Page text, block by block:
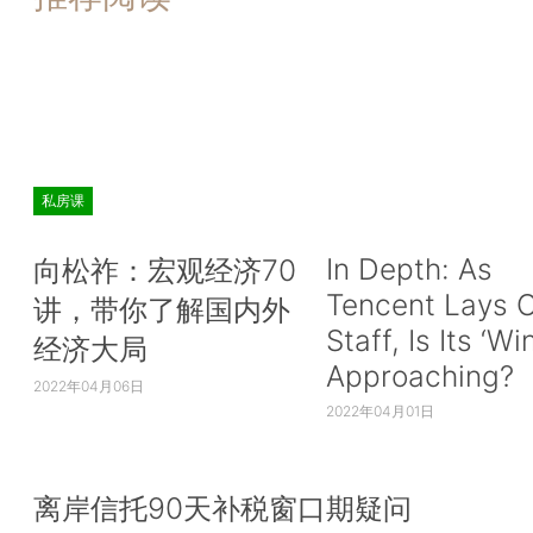
私房课
向松祚：宏观经济70
讲，带你了解国内外
经济大局
2022年04月06日
In Depth: As
Tencent Lays
Staff, Is Its
Approaching?
2022年04月01日
离岸信托90天补税窗口期疑问